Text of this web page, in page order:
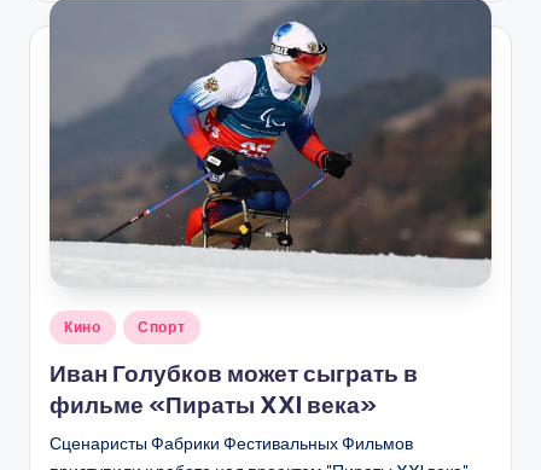
Опубликовано
Кино Спорт
Иван Голубков может сыграть в
фильме «Пираты XXI века»
Сценаристы Фабрики Фестивальных Фильмов